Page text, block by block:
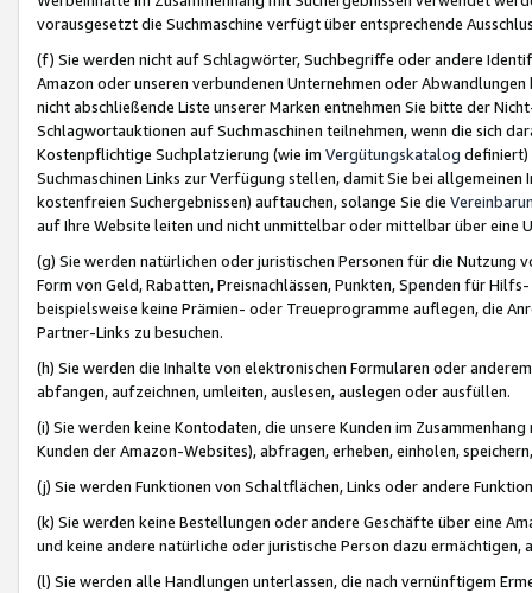
vorausgesetzt die Suchmaschine verfügt über entsprechende
(f) Sie werden nicht auf Schlagwörter, Suchbegriffe oder andere
Amazon oder unseren verbundenen Unternehmen oder
nicht abschließende Liste unserer Marken entnehmen Sie bitte der
Schlagwortauktionen auf Suchmaschinen teilnehmen, wenn die sich
Kostenpflichtige Suchplatzierung (wie im Vergütungskatalog definiert)
Suchmaschinen Links zur Verfügung stellen, damit Sie bei
kostenfreien Suchergebnissen) auftauchen, solange Sie die
auf Ihre Website leiten und nicht unmittelbar oder mittelbar über eine
(g) Sie werden natürlichen oder juristischen Personen für die Nutzung
Form von Geld, Rabatten, Preisnachlässen, Punkten, Spenden für
beispielsweise keine Prämien- oder Treueprogramme auflegen, die
Partner-Links zu besuchen.
(h) Sie werden die Inhalte von elektronischen Formularen oder
abfangen, aufzeichnen, umleiten, auslesen, auslegen oder ausfüllen.
(i) Sie werden keine Kontodaten, die unsere Kunden im
Kunden der Amazon-Websites), abfragen, erheben, einholen,
(j) Sie werden Funktionen von Schaltflächen, Links oder andere
(k) Sie werden keine Bestellungen oder andere Geschäfte über eine
und keine andere natürliche oder juristische Person dazu
(l) Sie werden alle Handlungen unterlassen, die nach vernünftigem